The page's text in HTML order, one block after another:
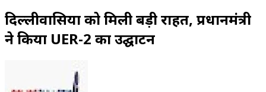
दिल्लीवासियों को मिली बड़ी राहत, प्रधानमंत्री
ने किया UER-2 का उद्घाटन